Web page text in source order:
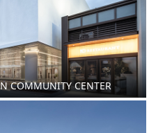
COMMUNITY CENTER